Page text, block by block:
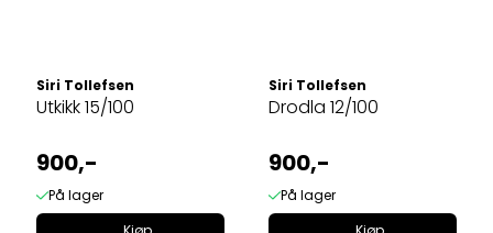
Siri Tollefsen
Utkikk 15/100
900,-
På lager
Siri Tollefsen
Drodla 12/100
900,-
På lager